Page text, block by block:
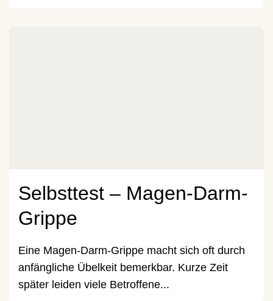
Selbsttest – Magen-Darm-
Grippe
Eine Magen-Darm-Grippe macht sich oft durch
anfängliche Übelkeit bemerkbar. Kurze Zeit
später leiden viele Betroffene...